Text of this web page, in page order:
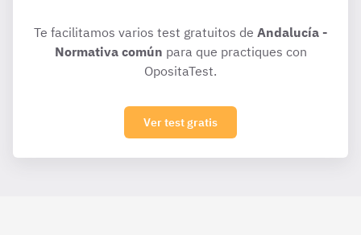
Te facilitamos varios test gratuitos de Andalucía -
Normativa común para que practiques con
OpositaTest.
Ver test gratis